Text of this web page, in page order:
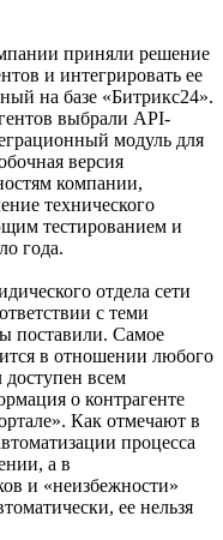
приняли решение
и интегрировать ее
на базе «Битрикс24».
выбрали API-
модуль для
версия
компании,
технического
тестированием и
года.
отдела сети
с теми
поставили. Самое
в отношении любого
доступен всем
о контрагенте
Как отмечают в
процесса
а в
и «неизбежности»
ее нельзя